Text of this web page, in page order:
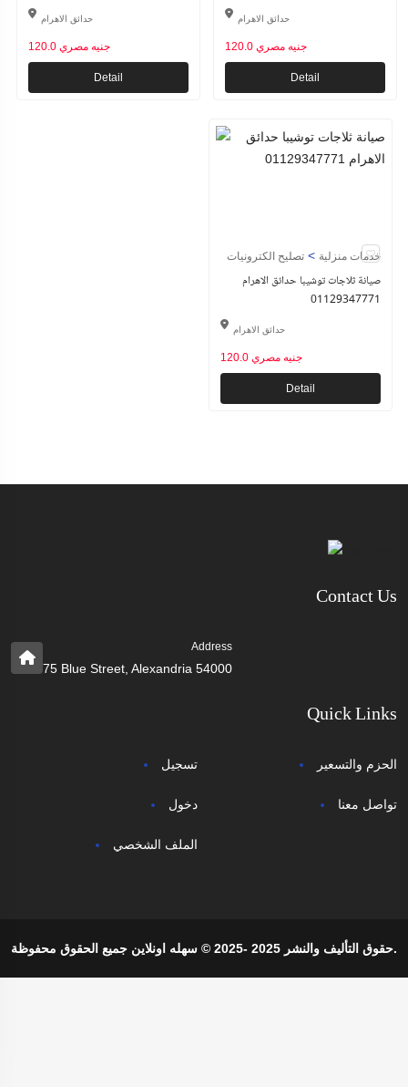
حدائق الاهرام
120.0 جنيه مصري
Detail
حدائق الاهرام
120.0 جنيه مصري
Detail
خدمات منزلية > تصليح الكترونيات
صيانة ثلاجات توشيبا حدائق الاهرام
01129347771
حدائق الاهرام
120.0 جنيه مصري
Detail
Contact Us
Address
75 Blue Street, Alexandria 54000
Quick Links
تسجيل
دخول
الملف الشخصي
الحزم والتسعير
تواصل معنا
حقوق التأليف والنشر 2025 -2025 © سهله اونلاين جميع الحقوق محفوظة.